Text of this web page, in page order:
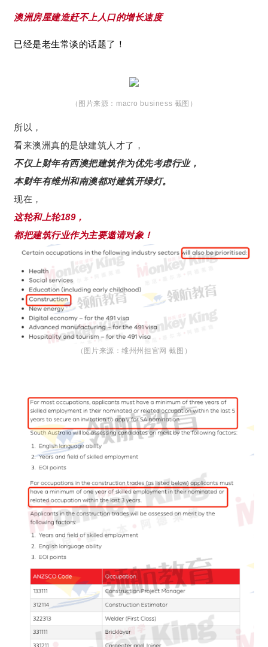
澳洲房屋建造赶不上人口的增长速度
已经是老生常谈的话题了！
（图片来源：macro business 截图）
所以，
看来澳洲真的是缺建筑人才了，
不仅上财年有西澳把建筑作为优先考虑行业，
本财年有维州和南澳都对建筑开绿灯。
现在，
这轮和上轮189，
都把建筑行业作为主要邀请对象！
（图片来源：维州州担官网 截图）